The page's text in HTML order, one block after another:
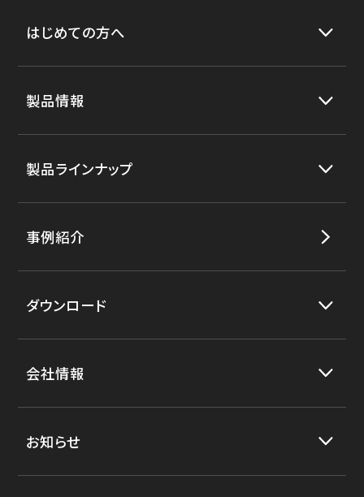
はじめての方へ
製品情報
製品ラインナップ
事例紹介
ダウンロード
会社情報
お知らせ